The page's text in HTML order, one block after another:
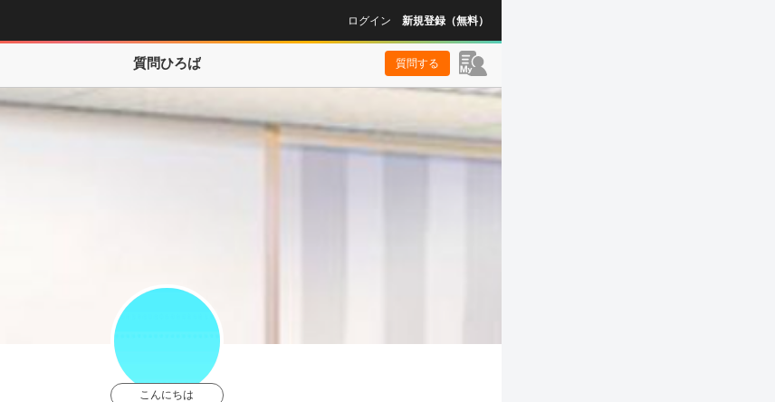
ログイン 新規登録（無料）
質問ひろば 質問する
こんにちは